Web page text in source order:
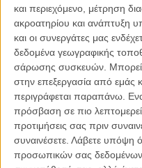
και περιεχόμενο, μέτρηση
ακροατηρίου και ανάπτυξη
και οι συνεργάτες μας
δεδομένα γεωγραφικής
σάρωσης συσκευών.
στην επεξεργασία από εμάς
περιγράφεται παραπάνω.
πρόσβαση σε πιο
προτιμήσεις σας πριν
συναινέσετε. Λάβετε υπόψη
προσωπικών σας δεδομένων
Εκείνο που εμένα με
καμία περίπτωση, ότι είναι
κάποια συγκεκριμένα
τέτοιο βαθμό που να μην
σκηνοθέτης κάνει τις ταινίες
εγώ αυτή την κατεύθυνση.
πρέπει να ορίσει την
Κεντρικός χαρακτήρας είναι
σ’ ένα μεγάλο, δημόσιο
άνθρωπος, σχετικά κιόλας με